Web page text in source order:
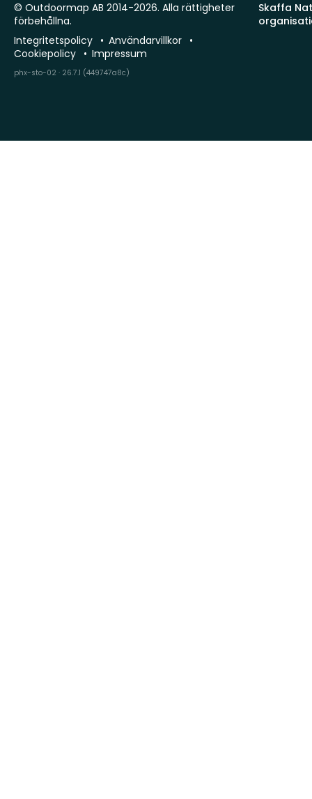
Skaffa
© Outdoormap AB 2014-2026. Alla rättigheter
förbehållna.
Integritetspolicy
Användarvillkor
Cookiepolicy
Impressum
phx-sto-02 · 26.7.1 (449747a8c)